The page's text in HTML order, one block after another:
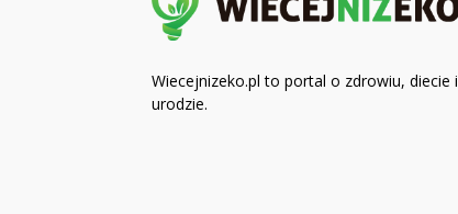
Wiecejnizeko.pl to portal o zdrowiu, diecie i
urodzie.